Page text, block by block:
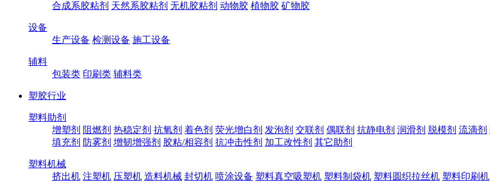
合成系胶粘剂 天然系胶粘剂 无机胶粘剂 动物胶 植物胶 矿物胶
设备
生产设备 检测设备 施工设备
辅料
包装类 印刷类 辅料类
塑胶行业
塑料助剂
增塑剂 阻燃剂 热稳定剂 抗氧剂 着色剂 荧光增白剂 发泡剂 交联剂 偶联剂 抗静电剂 润滑剂 脱模剂 流滴剂
填充剂 防雾剂 增韧增强剂 胶粘/相容剂 抗冲击性剂 加工改性剂 其它助剂
塑料机械
挤出机 注塑机 压塑机 造料机械 封切机 喷涂设备 塑料真空吸塑机 塑料制袋机 塑料圆织拉丝机 塑料印刷机